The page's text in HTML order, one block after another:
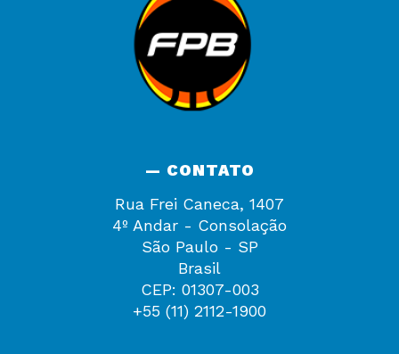
— CONTATO
Rua Frei Caneca, 1407
4º Andar - Consolação
São Paulo - SP
Brasil
CEP: 01307-003
+55 (11) 2112-1900